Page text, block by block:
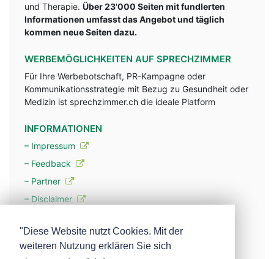
und Therapie. Über 23'000 Seiten mit fundlerten
Informationen umfasst das Angebot und täglich
kommen neue Seiten dazu.
WERBEMÖGLICHKEITEN AUF SPRECHZIMMER
Für Ihre Werbebotschaft, PR-Kampagne oder
Kommunikationsstrategie mit Bezug zu Gesundheit oder
Medizin ist sprechzimmer.ch die ideale Platform
INFORMATIONEN
– Impressum
– Feedback
– Partner
– Disclaimer
– Werbung
"Diese Website nutzt Cookies. Mit der
weiteren Nutzung erklären Sie sich